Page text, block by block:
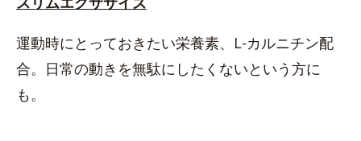
運動時にとっておきたい栄養素、L-カルニチン配
合。日常の動きを無駄にしたくないという方に
も。